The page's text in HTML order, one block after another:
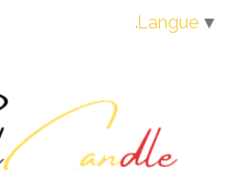
Langue ▼